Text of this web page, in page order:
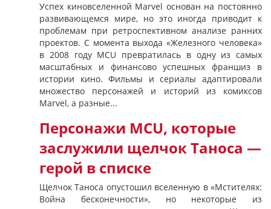
Успех киновселенной Marvel основан на постоянно
развивающемся мире, но это иногда приводит к
проблемам при ретроспективном анализе ранних
проектов. С момента выхода «Железного человека»
в 2008 году MCU превратилась в одну из самых
масштабных и финансово успешных франшиз в
истории кино. Фильмы и сериалы адаптировали
множество персонажей и историй из комиксов
Marvel, а разные...
Персонажи MCU, которые
заслужили щелчок Таноса —
герой в списке
Щелчок Таноса опустошил вселенную в «Мстителях:
Война бесконечности», но некоторые из